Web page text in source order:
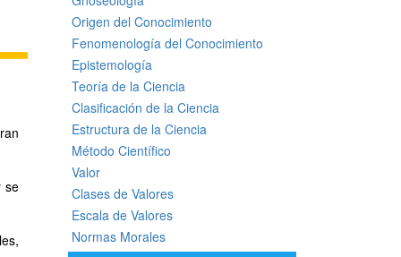
se
Origen del Conocimiento
Fenomenología del Conocimiento
Epistemología
Teoría de la Ciencia
Clasificación de la Ciencia
Estructura de la Ciencia
Método Científico
Valor
Clases de Valores
Escala de Valores
Normas Morales